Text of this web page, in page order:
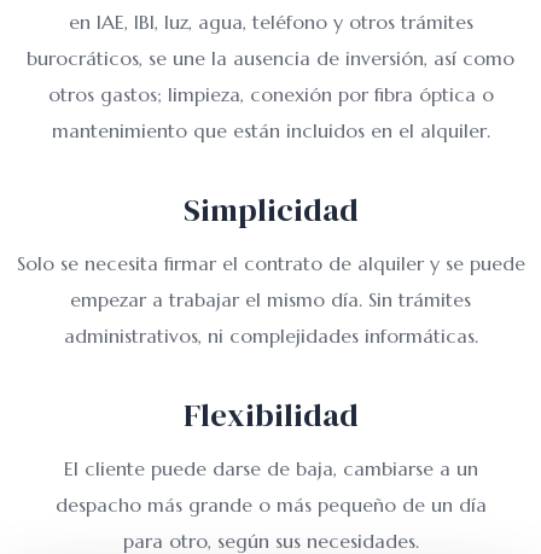
en IAE, IBI, luz, agua, teléfono y otros trámites
burocráticos, se une la ausencia de inversión, así como
otros gastos; limpieza, conexión por fibra óptica o
mantenimiento que están incluidos en el alquiler.
Simplicidad
Solo se necesita firmar el contrato de alquiler y se puede
empezar a trabajar el mismo día. Sin trámites
administrativos, ni complejidades informáticas.
Flexibilidad
El cliente puede darse de baja, cambiarse a un
despacho más grande o más pequeño de un día
para otro, según sus necesidades.